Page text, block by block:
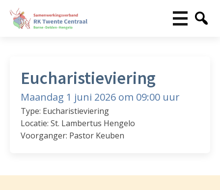
Eucharistieviering
Maandag 1 juni 2026 om 09:00 uur
Type: Eucharistieviering
Locatie: St. Lambertus Hengelo
Voorganger: Pastor Keuben